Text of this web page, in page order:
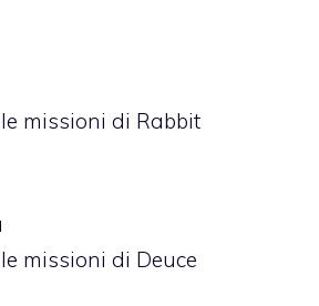
missioni di Rabbit
missioni di Deuce